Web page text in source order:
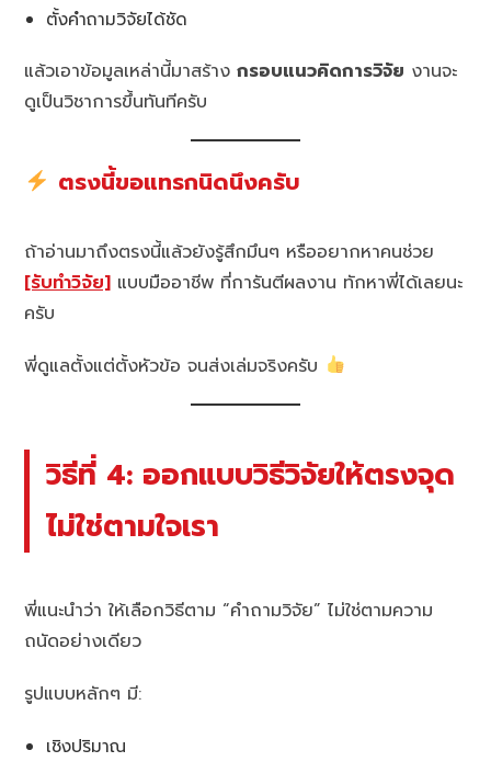
ตั้งคำถามวิจัยได้ชัด
แล้วเอาข้อมูลเหล่านี้มาสร้างกรอบแนวคิดการวิจัย งานจะ
ดูเป็นวิชาการขึ้นทันทีครับ
ตรงนี้ขอแทรกนิดนึงครับ
ถ้าอ่านมาถึงตรงนี้แล้วยังรู้สึกมึนๆ หรืออยากหาคนช่วย
[รับทำวิจัย] แบบมืออาชีพ ที่การันตีผลงาน ทักหาพี่ได้เลยนะ
ครับ
พี่ดูแลตั้งแต่ตั้งหัวข้อ จนส่งเล่มจริงครับ
วิธีที่ 4: ออกแบบวิธีวิจัยให้ตรงจุด
ไม่ใช่ตามใจเรา
พี่แนะนำว่า ให้เลือกวิธีตาม “คำถามวิจัย” ไม่ใช่ตามความ
ถนัดอย่างเดียว
รูปแบบหลักๆ มี:
เชิงปริมาณ